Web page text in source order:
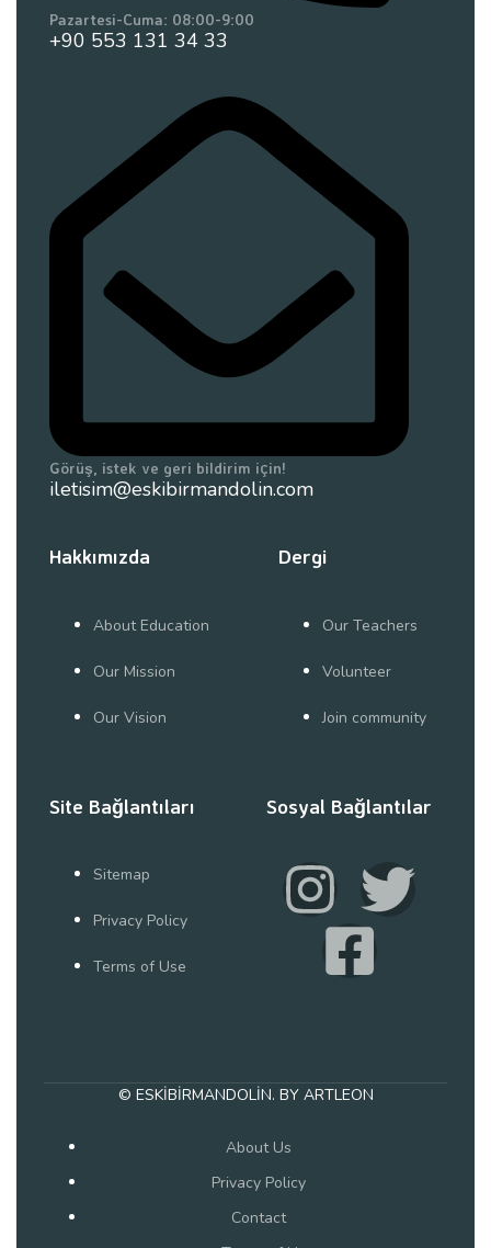
Pazartesi-Cuma: 08:00-9:00
+90 553 131 34 33
Görüş, istek ve geri bildirim için!
iletisim@eskibirmandolin.com
Hakkımızda
About Education
Our Mission
Our Vision
Dergi
Our Teachers
Volunteer
Join community
Site Bağlantıları
Sitemap
Privacy Policy
Terms of Use
Sosyal Bağlantılar
© ESKİBİRMANDOLİN. BY ARTLEON
About Us
Privacy Policy
Contact